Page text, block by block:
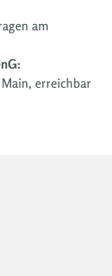
am
erreichbar